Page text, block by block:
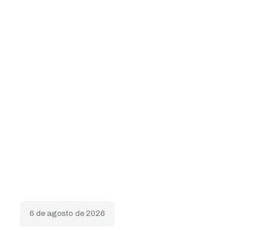
6 de agosto de 2026